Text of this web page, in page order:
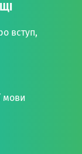
вступ,
мови